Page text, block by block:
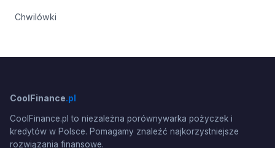
Chwilówki
CoolFinance.pl
CoolFinance.pl to niezależna porównywarka pożyczek i
kredytów w Polsce. Pomagamy znaleźć najkorzystniejsze
rozwiązania finansowe.